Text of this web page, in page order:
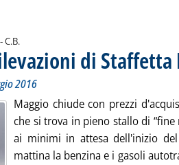
di:
C.B.
di Staffetta
2016
Maggio chiude con prezzi
che si trova in pieno stallo di “fine
ai minimi in attesa dell'inizio
mattina la benzina e i gasoli